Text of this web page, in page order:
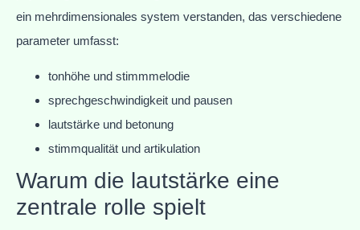
ein mehrdimensionales system verstanden, das verschiedene
parameter umfasst:
tonhöhe und stimmmelodie
sprechgeschwindigkeit und pausen
lautstärke und betonung
stimmqualität und artikulation
Warum die lautstärke eine
zentrale rolle spielt